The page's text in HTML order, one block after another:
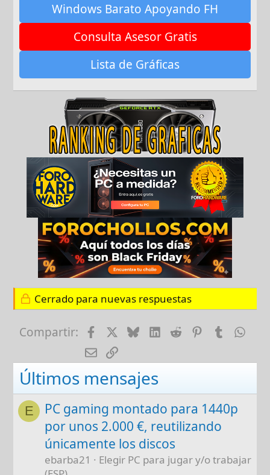
Windows Barato Apoyando FH
Consulta Asesor Gratis
Lista de Gráficas
Cerrado para nuevas respuestas
Compartir: FacebookBlueskyLinkedIn
RedditPinterest
Tumblr
E-mailEnlace
Últimos mensajes
E
PC gaming montado para 1440p
por unos 2.000 €, reutilizando
únicamente los discos
ebarba21
Elegir PC para jugar y/o trabajar